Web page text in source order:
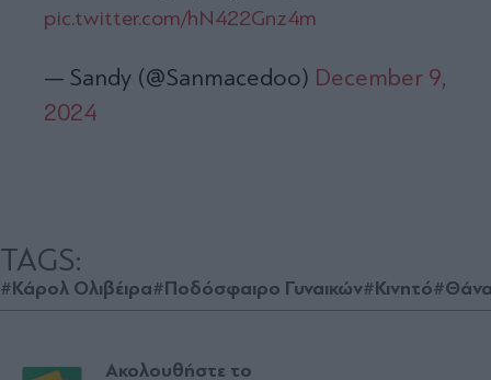
pic.twitter.com/hN422Gnz4m
— Sandy (@Sanmacedoo) December 9,
2024
TAGS:
#Κάρολ Ολιβέιρα#Ποδόσφαιρο Γυναικών#Κινητό
Ακολουθήστε το